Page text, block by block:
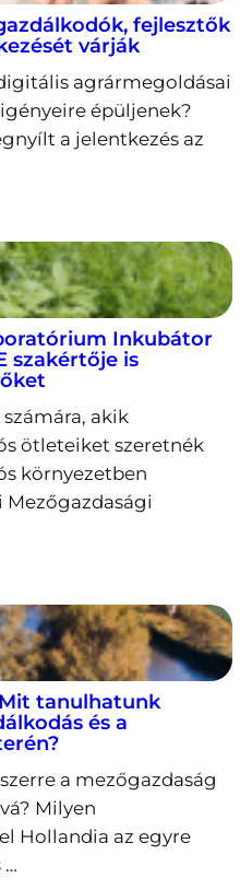
fejlesztők
várják
agrármegoldásai
épüljenek?
a jelentkezés az
Inkubátor
szakértője is
akik
ötleteiket szeretnék
környezetben
tanulhatunk
és a
a mezőgazdaság
Milyen
Hollandia az egyre
…